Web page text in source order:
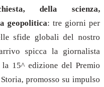
della scienza,
geopolitica: tre giorni per
sfide globali del nostro
spicca la giornalista
15^ edizione del Premio
promosso su impulso